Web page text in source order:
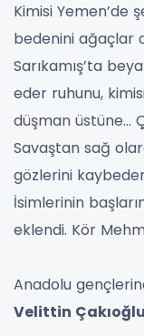
Kimisi Yemen’de
bedenini ağaçlar
Sarıkamış’ta
eder ruhunu,
düşman üstüne…
Savaştan sağ
gözlerini
İsimlerinin
eklendi. Kör
Anadolu
Velittin